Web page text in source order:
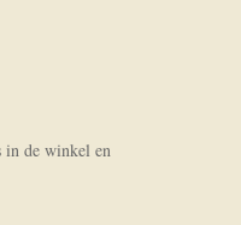
in de winkel en